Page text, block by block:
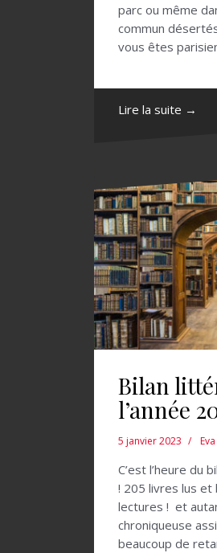
parc ou même
commun
vous êtes
Lire la suite →
Bilan
l’année
5 janvier 2023 Eva
C’est l’heure du
! 205 livres lus et
lectures ! et
chroniqueuse
beaucoup de